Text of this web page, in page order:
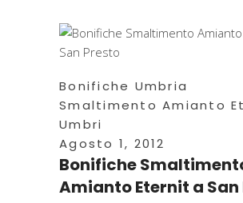
Bonifiche Umbria
Smaltimento Amianto
Umbri
Agosto 1, 2012
Bonifiche
Amianto Eternit a San